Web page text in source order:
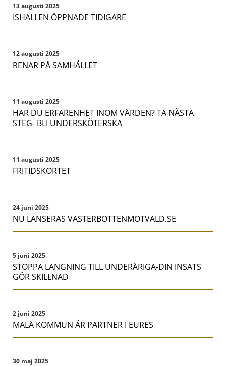
13 augusti 2025
ISHALLEN ÖPPNADE TIDIGARE
12 augusti 2025
RENAR PÅ SAMHÄLLET
11 augusti 2025
HAR DU ERFARENHET INOM VÅRDEN? TA NÄSTA
STEG- BLI UNDERSKÖTERSKA
11 augusti 2025
FRITIDSKORTET
24 juni 2025
NU LANSERAS VASTERBOTTENMOTVALD.SE
5 juni 2025
STOPPA LANGNING TILL UNDERÅRIGA-DIN INSATS
GÖR SKILLNAD
2 juni 2025
MALÅ KOMMUN ÄR PARTNER I EURES
30 maj 2025